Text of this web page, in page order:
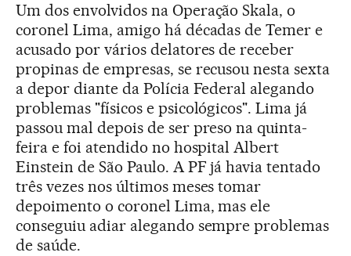
Um dos envolvidos na Operação Skala, o
coronel Lima, amigo há décadas de Temer e
acusado por vários delatores de receber
propinas de empresas, se recusou nesta sexta
a depor diante da Polícia Federal alegando
problemas "físicos e psicológicos". Lima já
passou mal depois de ser preso na quinta-
feira e foi atendido no hospital Albert
Einstein de São Paulo. A PF já havia tentado
três vezes nos últimos meses tomar
depoimento o coronel Lima, mas ele
conseguiu adiar alegando sempre problemas
de saúde.